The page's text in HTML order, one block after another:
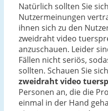
Natürlich sollten Sie
Nutzermeinungen
ihnen sich zu den
zweidraht video
anzuschauen. Leider
Fällen nicht seriös,
sollten. Schauen Sie
zweidraht video
Personen an, die die
einmal in der Hand